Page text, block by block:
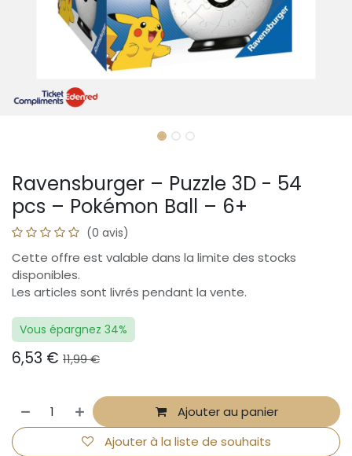
Ravensburger – Puzzle 3D - 54
pcs – Pokémon Ball – 6+
(0 avis)
Cette offre est valable dans la limite des stocks
disponibles.
Les articles sont livrés pendant la vente.
Vous épargnez 34%
6,53 € 11,99€
Ajouter au panier
Ajouter à la liste de souhaits